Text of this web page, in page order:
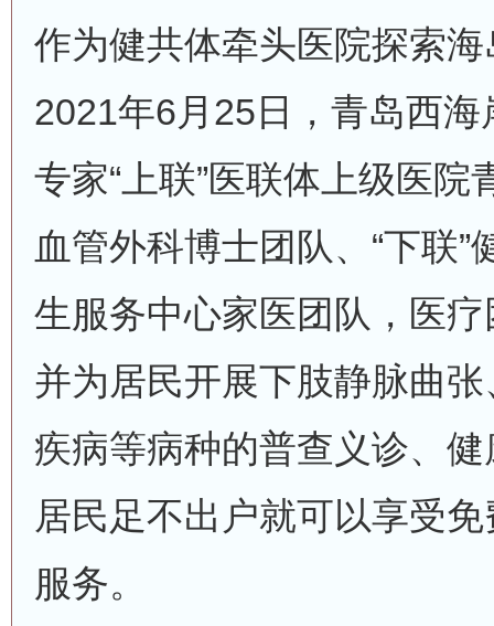
作为健共体牵头医院探索
2021年6月25日，青岛西
专家“上联”医联体上级医院
血管外科博士团队、“下联
生服务中心家医团队，医
并为居民开展下肢静脉曲
疾病等病种的普查义诊、
居民足不出户就可以享受
服务。